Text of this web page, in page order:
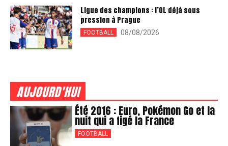
Ligue des champions : l’OL déjà sous
pression à Prague
FOOTBALL 08/08/2026
AUJOURD'HUI
Été 2016 : Euro, Pokémon Go et la
nuit qui a figé la France
FOOTBALL